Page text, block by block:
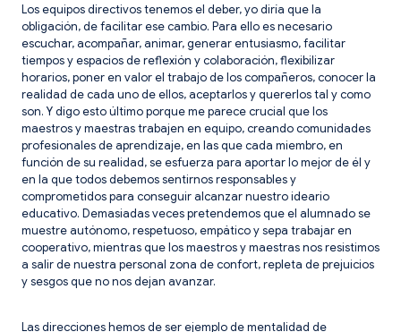
Los equipos directivos tenemos el deber, yo diría que la
obligación, de facilitar ese cambio. Para ello es necesario
escuchar, acompañar, animar, generar entusiasmo, facilitar
tiempos y espacios de reflexión y colaboración, flexibilizar
horarios, poner en valor el trabajo de los compañeros, conocer la
realidad de cada uno de ellos, aceptarlos y quererlos tal y como
son. Y digo esto último porque me parece crucial que los
maestros y maestras trabajen en equipo, creando comunidades
profesionales de aprendizaje, en las que cada miembro, en
función de su realidad, se esfuerza para aportar lo mejor de él y
en la que todos debemos sentirnos responsables y
comprometidos para conseguir alcanzar nuestro ideario
educativo. Demasiadas veces pretendemos que el alumnado se
muestre autónomo, respetuoso, empático y sepa trabajar en
cooperativo, mientras que los maestros y maestras nos resistimos
a salir de nuestra personal zona de confort, repleta de prejuicios
y sesgos que no nos dejan avanzar.
Las direcciones hemos de ser ejemplo de mentalidad de